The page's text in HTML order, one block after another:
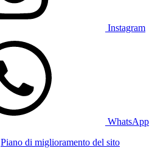
Instagram
WhatsApp
Piano di miglioramento del sito